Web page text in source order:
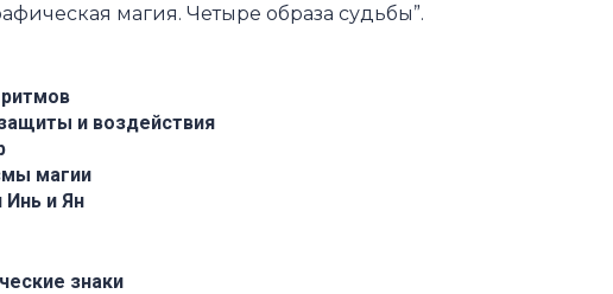
магия. Четыре образа судьбы”.
и воздействия
магии
Инь и Ян
знаки